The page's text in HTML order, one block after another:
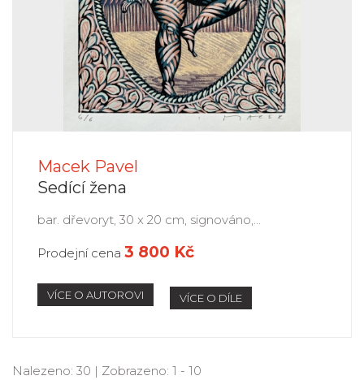
Macek Pavel
Sedící žena
bar. dřevoryt, 30 x 20 cm, signováno,...
Prodejní cena 3 800 Kč
VÍCE O AUTOROVI VÍCE O DÍLE
Nalezeno: 30 | Zobrazeno: 1 - 10